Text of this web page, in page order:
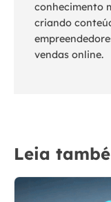
conhecimento
criando
vendas online.
Leia